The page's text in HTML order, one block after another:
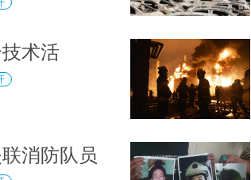
术活
消防队员